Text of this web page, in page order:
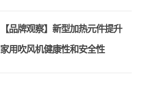
【品牌观察】新型加热元件提升
家用吹风机健康性和安全性